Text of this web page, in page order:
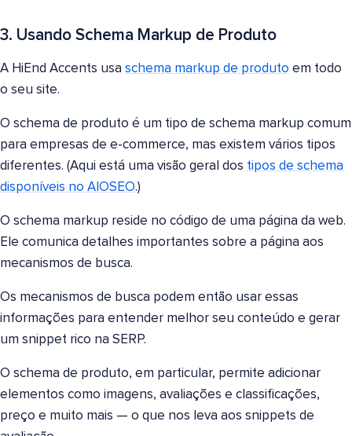
3. Usando Schema Markup de Produto
A HiEnd Accents usa schema markup de produto em todo
o seu site.
O schema de produto é um tipo de schema markup comum
para empresas de e-commerce, mas existem vários tipos
diferentes. (Aqui está uma visão geral dos tipos de schema
disponíveis no AIOSEO.)
O schema markup reside no código de uma página da web.
Ele comunica detalhes importantes sobre a página aos
mecanismos de busca.
Os mecanismos de busca podem então usar essas
informações para entender melhor seu conteúdo e gerar
um snippet rico na SERP.
O schema de produto, em particular, permite adicionar
elementos como imagens, avaliações e classificações,
preço e muito mais — o que nos leva aos snippets de